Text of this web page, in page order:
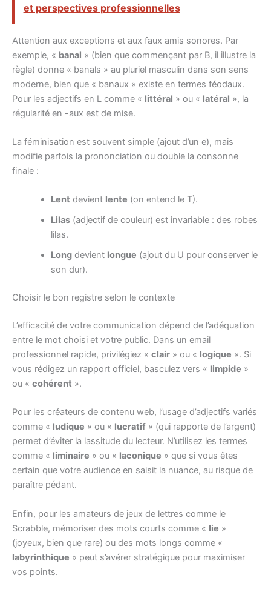
et perspectives professionnelles
Attention aux exceptions et aux faux amis sonores. Par
exemple, « banal » (bien que commençant par B, il illustre la
règle) donne « banals » au pluriel masculin dans son sens
moderne, bien que « banaux » existe en termes féodaux.
Pour les adjectifs en L comme « littéral » ou « latéral », la
régularité en -aux est de mise.
La féminisation est souvent simple (ajout d’un e), mais
modifie parfois la prononciation ou double la consonne
finale :
Lent devient lente (on entend le T).
Lilas(adjectif de couleur) est invariable : des robes
lilas.
Longdevient longue (ajout du U pour conserver le
son dur).
Choisir le bon registre selon le contexte
L’efficacité de votre communication dépend de l’adéquation
entre le mot choisi et votre public. Dans un email
professionnel rapide, privilégiez « clair » ou « logique ». Si
vous rédigez un rapport officiel, basculez vers « limpide »
ou « cohérent ».
Pour les créateurs de contenu web, l’usage d’adjectifs variés
comme « ludique » ou « lucratif » (qui rapporte de l’argent)
permet d’éviter la lassitude du lecteur. N’utilisez les termes
comme « liminaire » ou « laconique » que si vous êtes
certain que votre audience en saisit la nuance, au risque de
paraître pédant.
Enfin, pour les amateurs de jeux de lettres comme le
Scrabble, mémoriser des mots courts comme « lie »
(joyeux, bien que rare) ou des mots longs comme «
labyrinthique » peut s’avérer stratégique pour maximiser
vos points.